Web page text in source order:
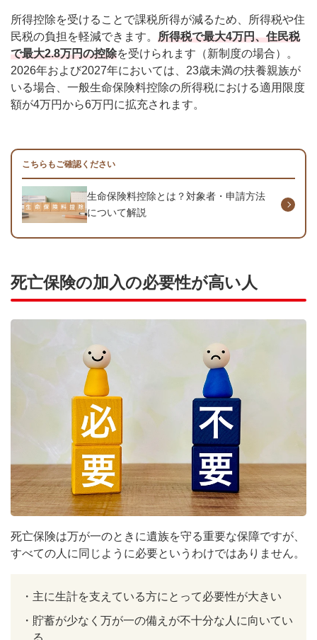
所得控除を受けることで課税所得が減るため、所得税や住
民税の負担を軽減できます。 所得税で最大4万円、住民税
で最大2.8万円の控除を受けられます（新制度の場合）。
2026年および2027年においては、23歳未満の扶養親族が
いる場合、一般生命保険料控除の所得税における適用限度
額が4万円から6万円に拡充されます。
こちらもご確認ください
生命保険料控除とは？対象者・申請方法
について解説
死亡保険の加入の必要性が高い人
死亡保険は万が一のときに遺族を守る重要な保障ですが、
すべての人に同じように必要というわけではありません。
・ 主に生計を支えている方にとって必要性が大きい
・ 貯蓄が少なく万が一の備えが不十分な人に向いてい